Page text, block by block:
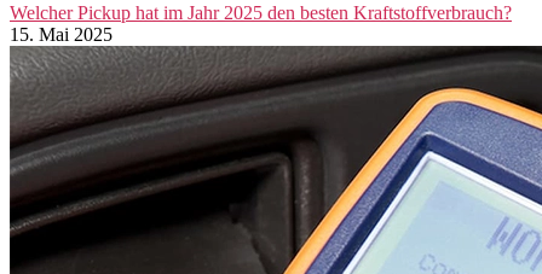
Welcher Pickup hat im Jahr 2025 den besten Kraftstoffverbrauch?
15. Mai 2025